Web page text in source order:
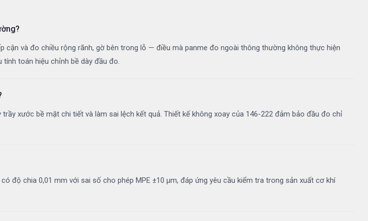
và đo chiều rộng rãnh, gờ bên trong lỗ — điều mà panme đo ngoài thông thường không thực hiện
toán hiệu chỉnh bề dày đầu đo.
xước bề mặt chi tiết và làm sai lệch kết quả. Thiết kế không xoay của 146-222 đảm bảo đầu đo chỉ
độ chia 0,01 mm với sai số cho phép MPE ±10 µm, đáp ứng yêu cầu kiểm tra trong sản xuất cơ khí